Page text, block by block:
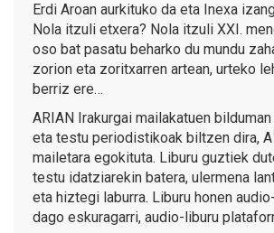
Erdi Aroan aurkituko da eta Inexa
Nola itzuli etxera? Nola itzuli XXI.
oso bat pasatu beharko du mundu
zorion eta zoritxarren artean, urteko
berriz ere…
ARIAN Irakurgai mailakatuen
eta testu periodistikoak biltzen dira,
mailetara egokituta. Liburu guztiek
testu idatziarekin batera, ulermena
eta hiztegi laburra. Liburu honen
dago eskuragarri, audio-liburu